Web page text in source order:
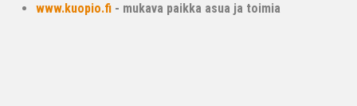
www.kuopio.fi - mukava paikka asua ja toimia